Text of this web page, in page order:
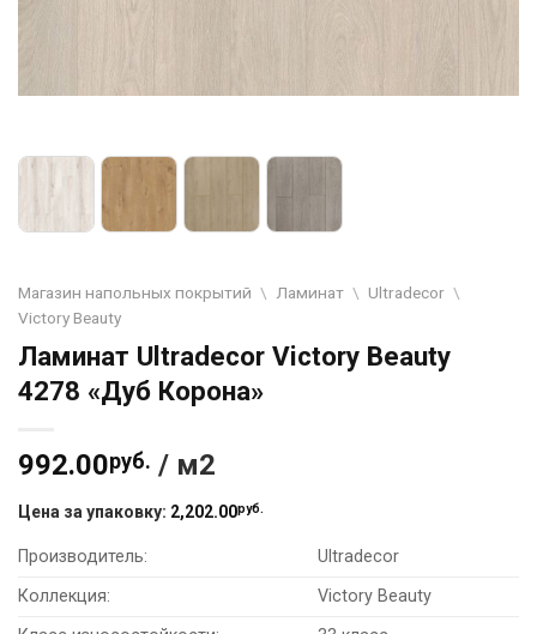
Магазин напольных покрытий \ Ламинат \ Ultradecor \
Victory Beauty
Ламинат Ultradecor Victory Beauty
4278 «Дуб Корона»
992.00руб. / м2
Цена за упаковку: 2,202.00руб.
Производитель:
Ultradecor
Коллекция:
Victory Beauty